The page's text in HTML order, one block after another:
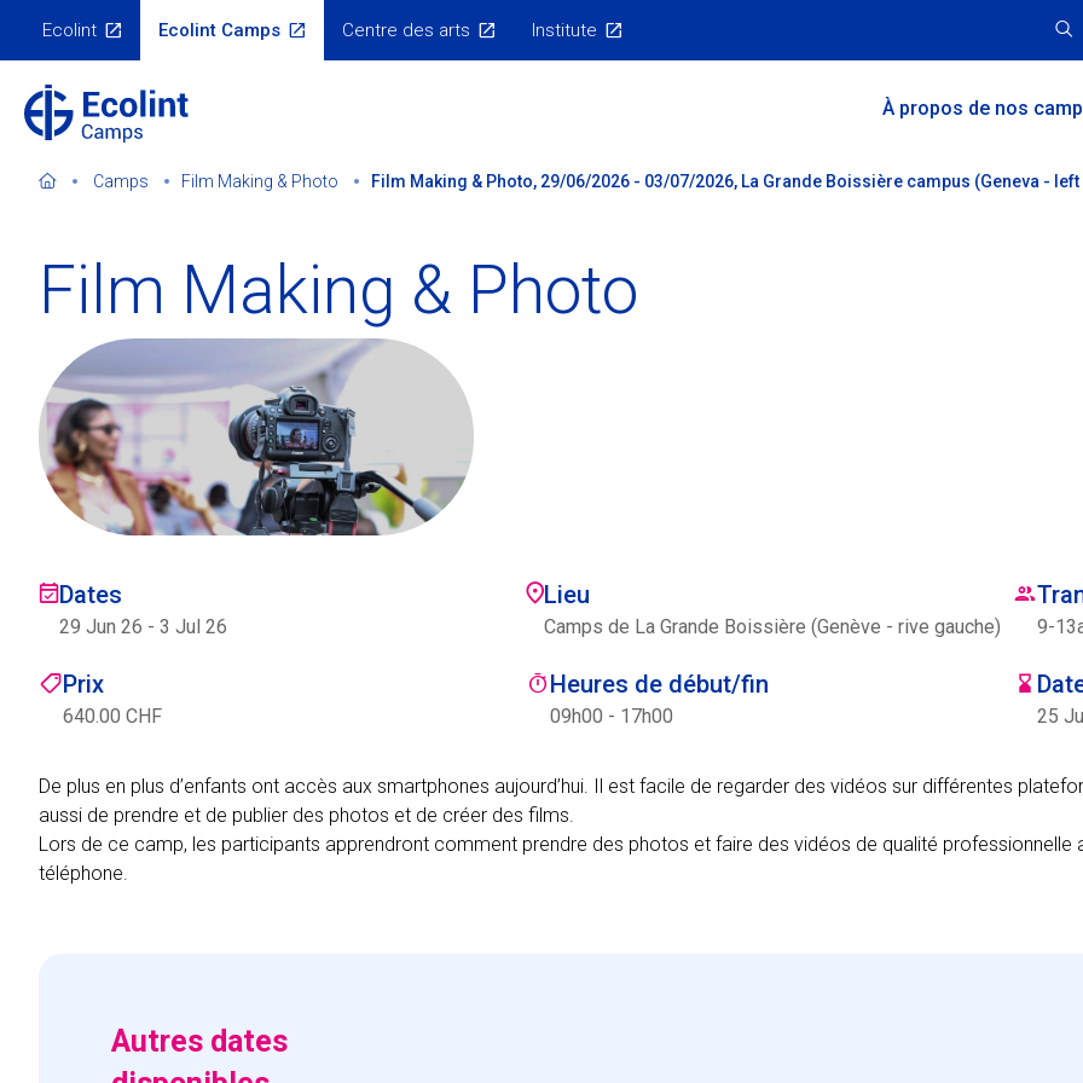
content
Menu
Ecolint Ecolint Camps Centre des arts Institute
MainÀ propos de nos
Camps Film Making & Photo Film Making & Photo, 29/06/2026 - 03/07/2026, La Grande Boissière campus (Geneva - left
Film Making & Photo
Dates
29 Jun 26 - 3 Jul 26
Lieu
Camps de La Grande Boissière (Genève - rive gauche) 9-13
Prix
640.00 CHF
Heures de début/fin
09h00 - 17h00 25
De plus en plus d’enfants ont accès aux smartphones aujourd’hui. Il est facile de regarder des vidéos sur différentes
aussi de prendre et de publier des photos et de créer des films.
Lors de ce camp, les participants apprendront comment prendre des photos et faire des vidéos de qualité professionnelle
téléphone.
Autres dates